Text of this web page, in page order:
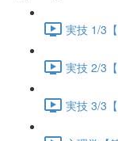
実技 1/3
実技 2/3
実技 3/3